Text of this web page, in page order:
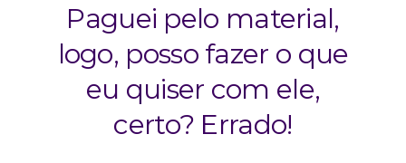
Paguei pelo material,
logo, posso fazer o que
eu quiser com ele,
certo? Errado!